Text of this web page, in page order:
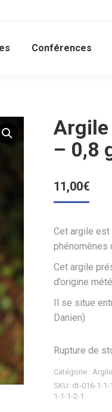
Conférences
Argile
– 0,8
11,00€
Cet argile est
phénomènes
Cet argile
d’origine
Il se situe
Danien)
Rupture de
Catégorie :
SKU: dt-016-1-1-
1-1-1-2-1